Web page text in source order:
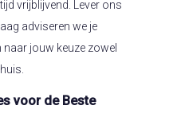
vrijblijvend. Lever ons
adviseren we je
jouw keuze zowel
voor de Beste